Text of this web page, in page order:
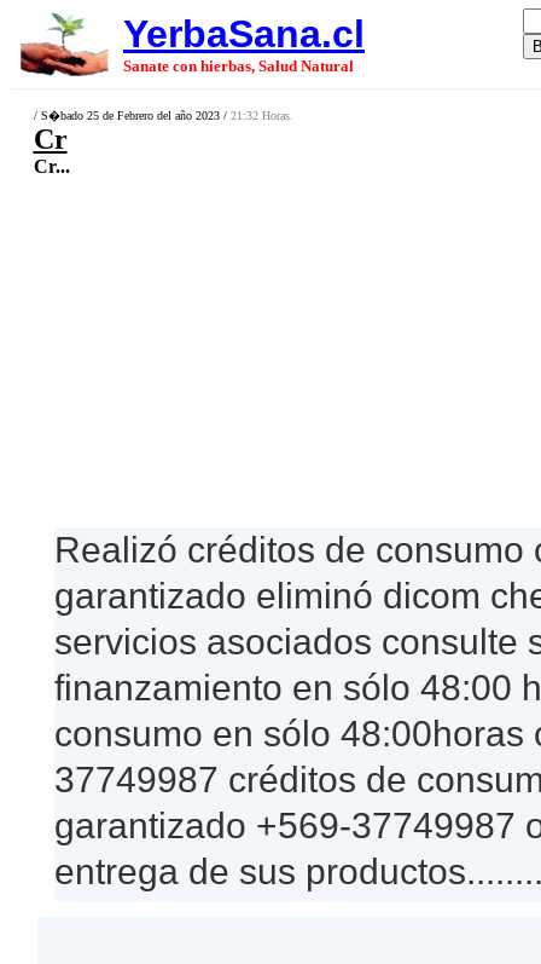
YerbaSana.cl
Sanate con hierbas, Salud Natural
/ S�bado 25 de Febrero del año 2023 / 21:32 Horas.
Cr
Cr...
Realizó créditos de
garantizado eliminó dicom
servicios asociados consulte
finanzamiento en sólo 48:00
consumo en sólo
37749987 créditos de
garantizado +569-37749987
entrega de sus